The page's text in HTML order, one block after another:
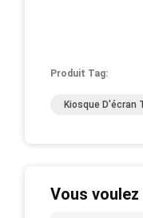
Produit Tag:
Kiosque D'écran
Vous